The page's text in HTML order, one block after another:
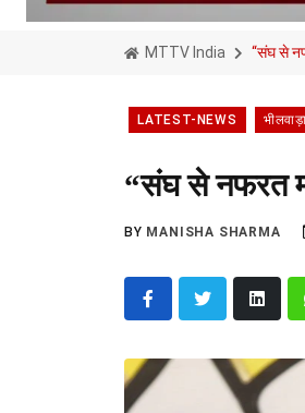
MTTV India “संघ से
LATEST-NEWS भीलवाड़ा
“संघ से नफरत
BY MANISHA SHARMA